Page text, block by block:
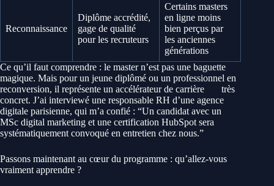
Reconnaissance
Diplôme accrédité,
gage de qualité
pour les recruteurs
Certains masters
en ligne moins
bien perçus par
les anciennes
générations
Ce qu’il faut comprendre : le master n’est pas une baguette
magique. Mais pour un jeune diplômé ou un professionnel en
reconversion, il représente un accélérateur de carrière
très
concret. J’ai interviewé une responsable RH d’une agence
digitale parisienne, qui m’a confié : “Un candidat avec un
MSc digital marketing et une certification HubSpot sera
systématiquement convoqué en entretien chez nous.”
Passons maintenant au cœur du programme : qu’allez-vous
vraiment apprendre ?